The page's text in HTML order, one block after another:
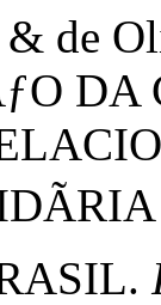
& de
DA